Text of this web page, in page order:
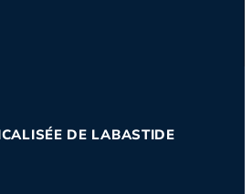
DE LABASTIDE